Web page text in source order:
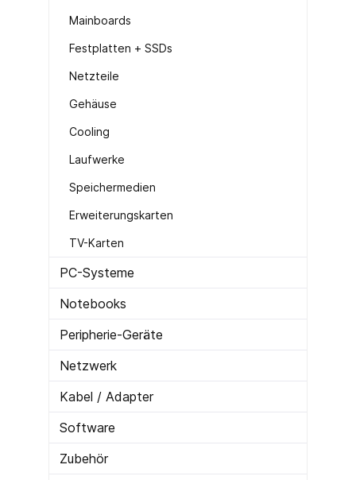
Mainboards
Festplatten + SSDs
Netzteile
Gehäuse
Cooling
Laufwerke
Speichermedien
Erweiterungskarten
TV-Karten
PC-Systeme
Notebooks
Peripherie-Geräte
Netzwerk
Kabel / Adapter
Software
Zubehör